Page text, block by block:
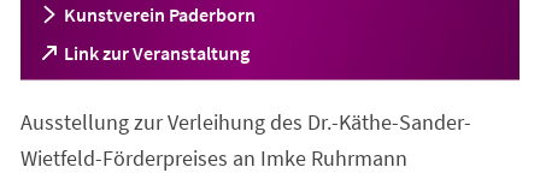
Kunstverein Paderborn
Link zur Veranstaltung
(Öffnet
in
neuen
Tab)
Ausstellung zur Verleihung des Dr.-Käthe-Sander-
Wietfeld-Förderpreises an Imke Ruhrmann